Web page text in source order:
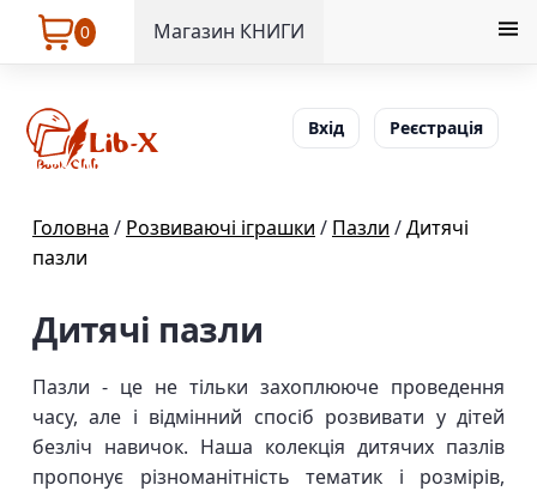
0 Магазин КНИГИ
Вхід Реєстрація
Головна / Розвиваючі іграшки / Пазли /Дитячі
пазли
Дитячі пазли
Пазли - це не тільки захоплююче проведення
часу, але і відмінний спосіб розвивати у дітей
безліч навичок. Наша колекція дитячих пазлів
пропонує різноманітність тематик і розмірів,